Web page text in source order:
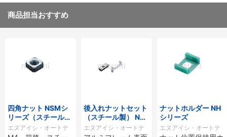
商品担当おすすめ
四角ナット NSMシ
リーズ（スチール
製）
エヌアイシ・オートテ
後入れナットセット
（スチール製） NAS
Tシリーズ
エヌアイシ・オートテ
ナットホルダー NH
シリーズ
エヌアイシ・オートテ